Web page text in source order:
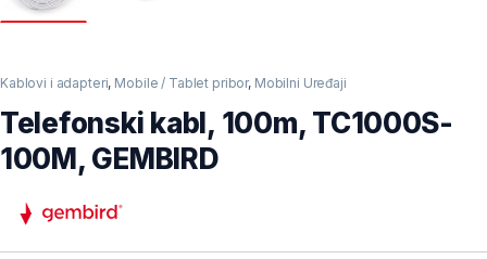
Kablovi i adapteri, Mobile / Tablet pribor, Mobilni Uređaji
Telefonski kabl, 100m, TC1000S-
100M, GEMBIRD